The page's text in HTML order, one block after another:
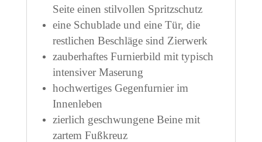
Seite einen stilvollen Spritzschutz
eine Schublade und eine Tür, die
restlichen Beschläge sind Zierwerk
zauberhaftes Furnierbild mit typisch
intensiver Maserung
hochwertiges Gegenfurnier im
Innenleben
zierlich geschwungene Beine mit
zartem Fußkreuz